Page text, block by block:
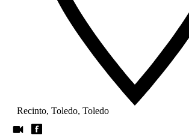
Recinto, Toledo, Toledo